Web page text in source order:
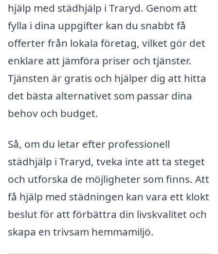
hjälp med städhjälp i Traryd. Genom att
fylla i dina uppgifter kan du snabbt få
offerter från lokala företag, vilket gör det
enklare att jämföra priser och tjänster.
Tjänsten är gratis och hjälper dig att hitta
det bästa alternativet som passar dina
behov och budget.
Så, om du letar efter professionell
städhjälp i Traryd, tveka inte att ta steget
och utforska de möjligheter som finns. Att
få hjälp med städningen kan vara ett klokt
beslut för att förbättra din livskvalitet och
skapa en trivsam hemmamiljö.